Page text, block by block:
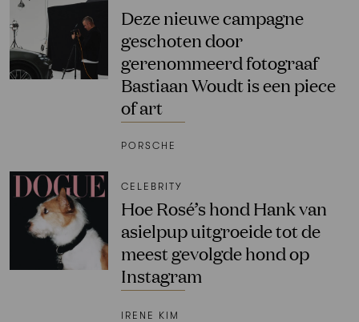
Deze nieuwe campagne
geschoten door
gerenommeerd fotograaf
Bastiaan Woudt is een piece
of art
PORSCHE
CELEBRITY
Hoe Rosé’s hond Hank van
asielpup uitgroeide tot de
meest gevolgde hond op
Instagram
IRENE KIM